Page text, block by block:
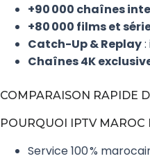
+90 000 chaînes
+80 000 films et
Catch-Up & Replay
Chaînes 4K
COMPARAISON RAPIDE
POURQUOI IPTV MAROC
Service 100 %